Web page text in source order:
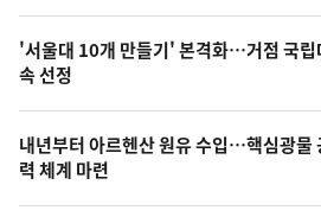
오
늘
의
영
상
스
'서울대 10개 만들기' 본격화…거점 국립
속 선정
내년부터 아르헨산 원유 수입…핵심광물
력 체계 마련